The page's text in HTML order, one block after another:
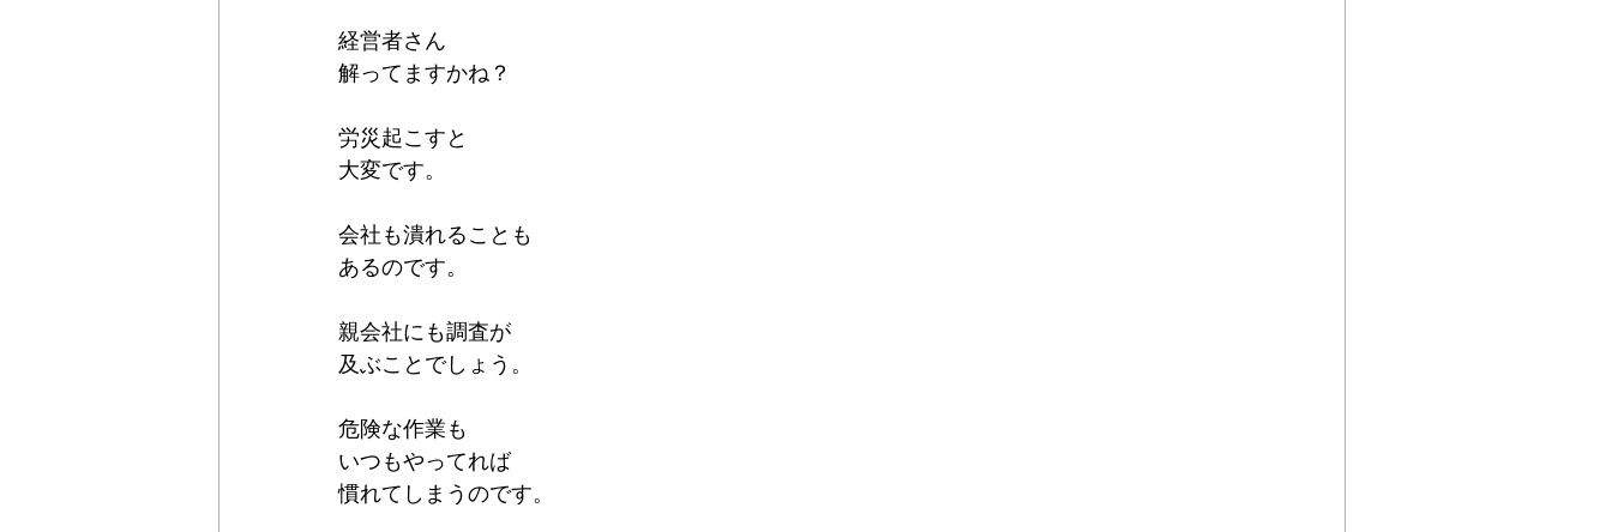
経営者さん
解ってますかね？
労災起こすと
大変です。
会社も潰れることも
あるのです。
親会社にも調査が
及ぶことでしょう。
危険な作業も
いつもやってれば
慣れてしまうのです。